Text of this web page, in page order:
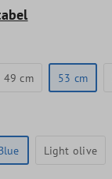
49 cm 53 cm
Light olive